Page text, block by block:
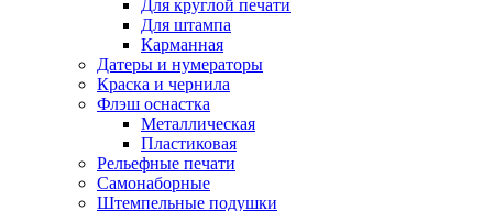
Для круглой печати
Для штампа
Карманная
Датеры и нумераторы
Краска и чернила
Флэш оснастка
Металлическая
Пластиковая
Рельефные печати
Самонаборные
Штемпельные подушки